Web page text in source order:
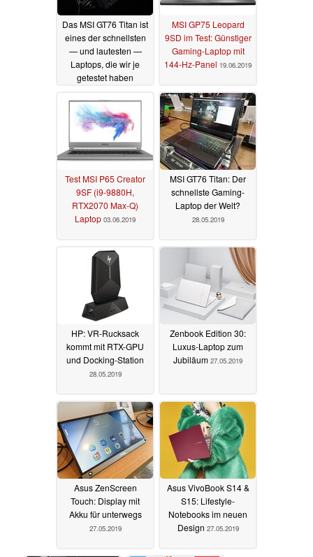
Das MSI GT76 Titan ist
eines der schnellsten
— und lautesten —
Laptops, die wir je
getestet haben
MSI GP75 Leopard
9SD im Test: Günstiger
Gaming-Laptop mit
144-Hz-Panel 19.06.2019
Test MSI P65 Creator
9SF (i9-9880H,
RTX2070 Max-Q)
Laptop 03.06.2019
MSI GT76 Titan: Der
schnellste Gaming-
Laptop der Welt?
28.05.2019
HP: VR-Rucksack
kommt mit RTX-GPU
und Docking-Station
28.05.2019
Zenbook Edition 30:
Luxus-Laptop zum
Jubiläum 27.05.2019
Asus ZenScreen
Touch: Display mit
Akku für unterwegs
27.05.2019
Asus VivoBook S14 &
S15: Lifestyle-
Notebooks im neuen
Design 27.05.2019